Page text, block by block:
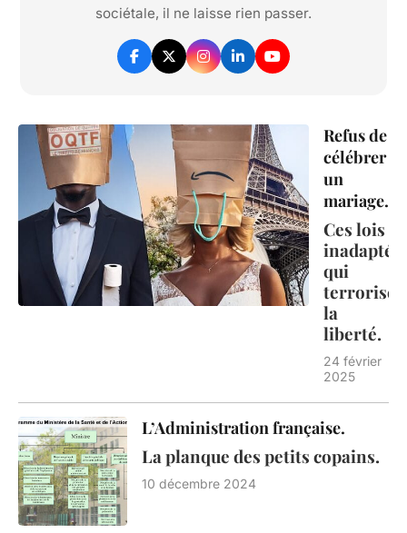
sociétale, il ne laisse rien passer.
Refus de
célébrer
un
mariage.
Ces lois
qui
la
liberté.
24 février
2025
L’Administration française.
La planque des petits copains.
10 décembre 2024